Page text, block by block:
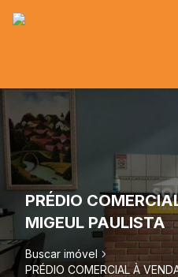
PRÉDIO
MIGEUL PAULISTA
Buscar imóvel
PRÉDIO COMERCIAL À